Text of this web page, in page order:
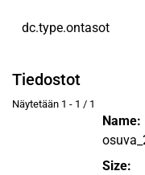
dc.type.ontasot
Tiedostot
Näytetään 1 - 1 / 1
Name:
Size: